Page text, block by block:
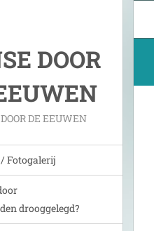
DOOR
DE EEUWEN
Fotogalerij
drooggelegd?